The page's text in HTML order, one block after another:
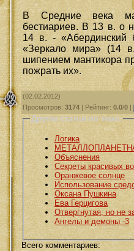
В Средние века
бестиариев. В 13 в. о
14 в. - «Абердинский
«Зеркало мира» (14
шипением мантикора
пожрать их».
(02.02.2012)
Просмотров: 3174 Рейтинг: 0.0/0
Другие статьи по теме:
Логика
Объяснения
Секреты красивых
Оранжевое солнце
Использование
Оксана Пушкина
Ева Герцигова
Отвергнутая, но не
Ангелы и демоны -3
Всего комментариев: